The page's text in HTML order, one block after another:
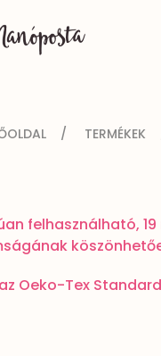
TERMÉKEK
felhasználható,
Oeko-Tex